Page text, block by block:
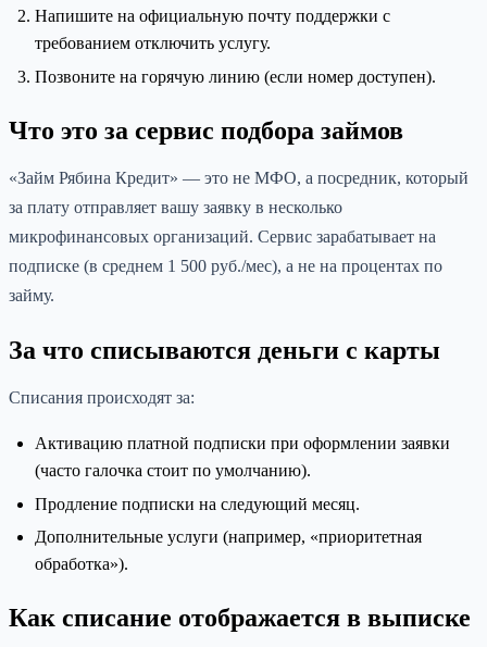
Напишите на официальную почту поддержки с
требованием отключить услугу.
Позвоните на горячую линию (если номер доступен).
Что это за сервис подбора займов
«Займ Рябина Кредит» — это не МФО, а посредник, который
за плату отправляет вашу заявку в несколько
микрофинансовых организаций. Сервис зарабатывает на
подписке (в среднем 1 500 руб./мес), а не на процентах по
займу.
За что списываются деньги с карты
Списания происходят за:
Активацию платной подписки при оформлении заявки
(часто галочка стоит по умолчанию).
Продление подписки на следующий месяц.
Дополнительные услуги (например, «приоритетная
обработка»).
Как списание отображается в выписке